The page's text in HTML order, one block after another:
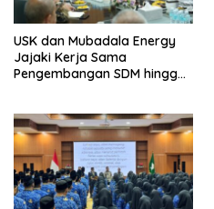
USK dan Mubadala Energy
Jajaki Kerja Sama
Pengembangan SDM hingga